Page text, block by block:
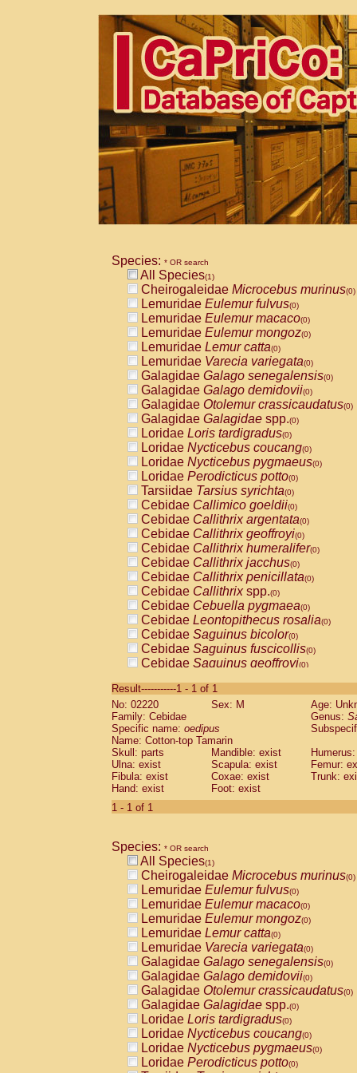
Species: * OR search
All Species(1)
Cheirogaleidae Microcebus murinus(0)
Lemuridae Eulemur fulvus(0)
Lemuridae Eulemur macaco(0)
Lemuridae Eulemur mongoz(0)
Lemuridae Lemur catta(0)
Lemuridae Varecia variegata(0)
Galagidae Galago senegalensis(0)
Galagidae Galago demidovii(0)
Galagidae Otolemur crassicaudatus(0)
Galagidae Galagidae spp.(0)
Loridae Loris tardigradus(0)
Loridae Nycticebus coucang(0)
Loridae Nycticebus pygmaeus(0)
Loridae Perodicticus potto(0)
Tarsiidae Tarsius syrichta(0)
Cebidae Callimico goeldii(0)
Cebidae Callithrix argentata(0)
Cebidae Callithrix geoffroyi(0)
Cebidae Callithrix humeralifer(0)
Cebidae Callithrix jacchus(0)
Cebidae Callithrix penicillata(0)
Cebidae Callithrixspp.(0)
Cebidae Cebuella pygmaea(0)
Cebidae Leontopithecus rosalia(0)
Cebidae Saguinus bicolor(0)
Cebidae Saguinus fuscicollis(0)
Cebidae Saguinus geoffroyi(0)
CebidaeSaguinus labiatus(0)
Cebidae Saguinus leucopus (0)
Cebidae
CebidaeSaguinus mystax
Cebidae Saguinus nigricollis (0)
Cebidae Saguinus oedipus
Cebidae Saguinus weddelli
Cebidae Saguinusspp.
Cebidae
CebidaeCebus capucinus
CebidaeCebus nigrivittatus
CebidaeCebus spp.(0)
CebidaeSaimiri boliviensis(0)
CebidaeSaimiri sciureus(0)
AtelidaeAlouatta caraya(0)
AtelidaeAlouatta fusca(0)
AtelidaeAlouatta seniculus(0)
AtelidaeAlouattaspp.(0)
AtelidaeAteles belzebuth(0)
AtelidaeAteles geoffroyi(0)
AtelidaeAteles paniscus(0)
AtelidaeAtelesspp.(0)
AtelidaeLagothrix lagothricha(0)
AtelidaeLagothrix lagothricha cana
PitheciidaeCacajao calvus
Result-----------1 - 1 of 1
No: 02220
Sex: M
Age:
Family: Cebidae
Genus:
Specific name: oedipus
Name: Cotton-top Tamarin
Skull: parts
Mandible: exist
Ulna: exist
Scapula: exist
Femur:
Fibula: exist
Coxae: exist
Trunk:
Hand: exist
Foot: exist
1 - 1 of 1
Species: * OR search
All Species(1)
Cheirogaleidae Microcebus murinus(0)
Lemuridae Eulemur fulvus(0)
Lemuridae Eulemur macaco(0)
Lemuridae Eulemur mongoz(0)
Lemuridae Lemur catta(0)
Lemuridae Varecia variegata(0)
Galagidae Galago senegalensis(0)
Galagidae Galago demidovii(0)
Galagidae Otolemur crassicaudatus(0)
Galagidae Galagidae spp.(0)
Loridae Loris tardigradus(0)
Loridae Nycticebus coucang(0)
Loridae Nycticebus pygmaeus(0)
Loridae Perodicticus potto(0)